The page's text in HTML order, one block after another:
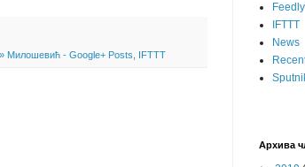
Милошевић - Google+ Posts IFTTT
Feedly
IFTTT
News
Архива